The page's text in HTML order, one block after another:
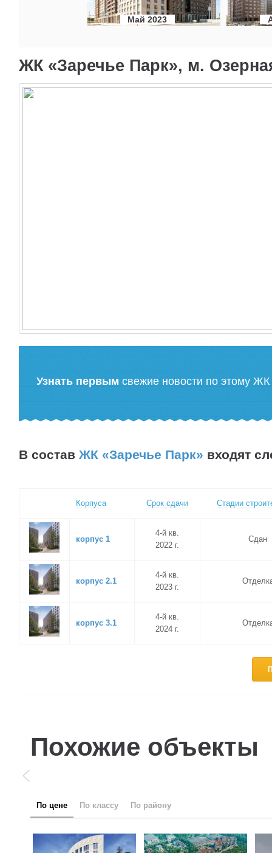
Май 2023
ЖК «Заречье Парк», м.
Узнать первым свежие новости по этому ЖК
В состав ЖК «Заречье Парк» входят
Корпуса Срок сдачи Стадии
корпус 1
4-й кв.
2022 г.
Сдан
корпус 2.1
4-й кв.
2023 г.
корпус 3.1
4-й кв.
2024 г.
Похожие объекты
по цене по классу по району